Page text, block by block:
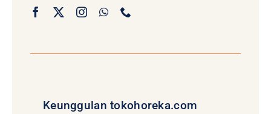
Keunggulan tokohoreka.com